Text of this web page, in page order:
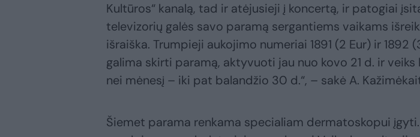
Kultūros“ kanalą, tad ir atėjusieji į koncertą, ir patogiai
televizorių galės savo paramą sergantiems vaikams
išraiška. Trumpieji aukojimo numeriai 1891 (2 Eur) ir 1892
galima skirti paramą, aktyvuoti jau nuo kovo 21 d. ir veiks
nei mėnesį – iki pat balandžio 30 d.“, – sakė A.
Šiemet parama renkama specialiam dermatoskopui